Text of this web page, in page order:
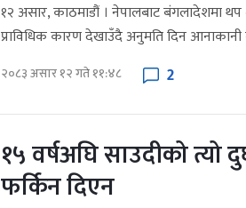
१२ असार, काठमाडौं । नेपालबाट बंगलादेशमा थप
प्राविधिक कारण देखाउँदै अनुमति दिन
२०८३ असार १२ गते ११:४८ 2
१५ वर्षअघि साउदीको त्यो
फर्किन दिएन